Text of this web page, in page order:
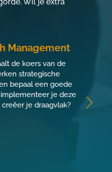
Management
de koers van de
strategische
bepaal een goede
je deze
je draagvlak?